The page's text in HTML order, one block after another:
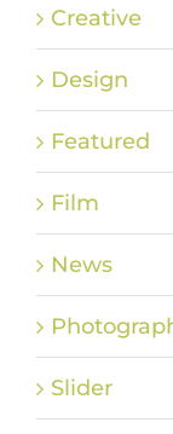
Creative
Design
Featured
Film
News
Slider